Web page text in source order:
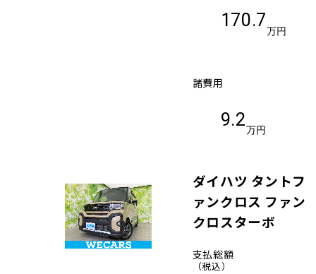
170.7
万円
諸費用
9.2
万円
ダイハツ タントフ
ァンクロス ファン
クロスターボ
支払総額
（税込）